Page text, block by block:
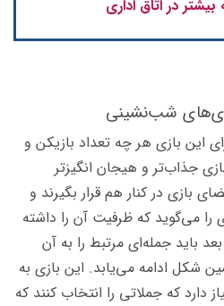
در اتاق اداری
شب‌نشینی
این بازی هر چه تعداد بازیکن و
جذاب‌تر و هیجان انگیزتر
بازی در کنار هم قرار بگیرند و
می‌گوید که ظرفیت آن را داشته
باید جمله‌ای مرتبط را به آن
شکل ادامه می‌یابد. این بازی به
دارد که جملاتی را انتخاب کنند که